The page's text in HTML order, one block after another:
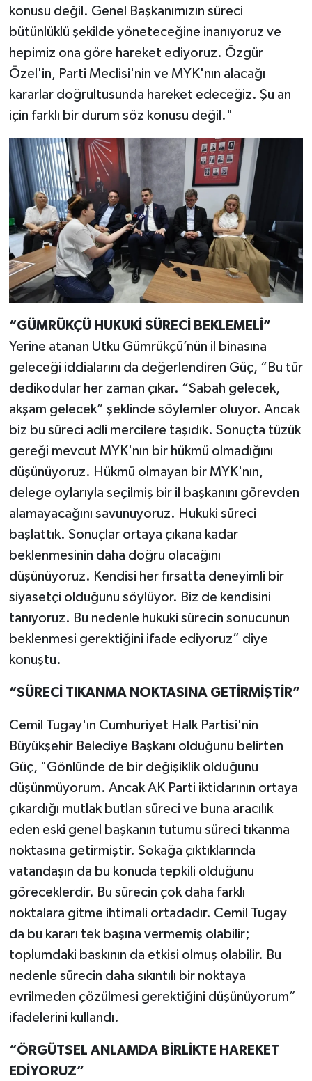
konusu değil. Genel Başkanımızın süreci
bütünlüklü şekilde yöneteceğine inanıyoruz ve
hepimiz ona göre hareket ediyoruz. Özgür
Özel'in, Parti Meclisi'nin ve MYK'nın alacağı
kararlar doğrultusunda hareket edeceğiz. Şu an
için farklı bir durum söz konusu değil."
“GÜMRÜKÇÜ HUKUKİ SÜRECİ BEKLEMELİ”
Yerine atanan Utku Gümrükçü’nün il binasına
geleceği iddialarını da değerlendiren Güç, “Bu tür
dedikodular her zaman çıkar. “Sabah gelecek,
akşam gelecek” şeklinde söylemler oluyor. Ancak
biz bu süreci adli mercilere taşıdık. Sonuçta tüzük
gereği mevcut MYK'nın bir hükmü olmadığını
düşünüyoruz. Hükmü olmayan bir MYK'nın,
delege oylarıyla seçilmiş bir il başkanını görevden
alamayacağını savunuyoruz. Hukuki süreci
başlattık. Sonuçlar ortaya çıkana kadar
beklenmesinin daha doğru olacağını
düşünüyoruz. Kendisi her fırsatta deneyimli bir
siyasetçi olduğunu söylüyor. Biz de kendisini
tanıyoruz. Bu nedenle hukuki sürecin sonucunun
beklenmesi gerektiğini ifade ediyoruz” diye
konuştu.
“SÜRECİ TIKANMA NOKTASINA GETİRMİŞTİR”
Cemil Tugay'ın Cumhuriyet Halk Partisi'nin
Büyükşehir Belediye Başkanı olduğunu belirten
Güç, "Gönlünde de bir değişiklik olduğunu
düşünmüyorum. Ancak AK Parti iktidarının ortaya
çıkardığı mutlak butlan süreci ve buna aracılık
eden eski genel başkanın tutumu süreci tıkanma
noktasına getirmiştir. Sokağa çıktıklarında
vatandaşın da bu konuda tepkili olduğunu
göreceklerdir. Bu sürecin çok daha farklı
noktalara gitme ihtimali ortadadır. Cemil Tugay
da bu kararı tek başına vermemiş olabilir;
toplumdaki baskının da etkisi olmuş olabilir. Bu
nedenle sürecin daha sıkıntılı bir noktaya
evrilmeden çözülmesi gerektiğini düşünüyorum”
ifadelerini kullandı.
“ÖRGÜTSEL ANLAMDA BİRLİKTE HAREKET
EDİYORUZ”